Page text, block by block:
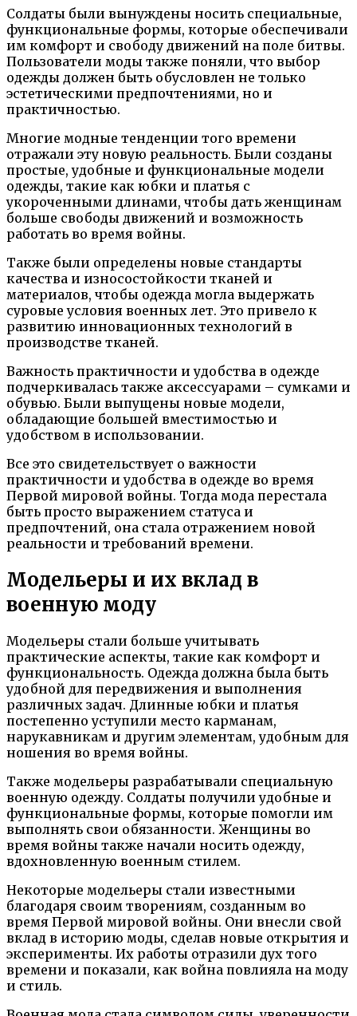
Солдаты были вынуждены носить специальные,
функциональные формы, которые обеспечивали
им комфорт и свободу движений на поле битвы.
Пользователи моды также поняли, что выбор
одежды должен быть обусловлен не только
эстетическими предпочтениями, но и
практичностью.
Многие модные тенденции того времени
отражали эту новую реальность. Были созданы
простые, удобные и функциональные модели
одежды, такие как юбки и платья с
укороченными длинами, чтобы дать женщинам
больше свободы движений и возможность
работать во время войны.
Также были определены новые стандарты
качества и износостойкости тканей и
материалов, чтобы одежда могла выдержать
суровые условия военных лет. Это привело к
развитию инновационных технологий в
производстве тканей.
Важность практичности и удобства в одежде
подчеркивалась также аксессуарами – сумками и
обувью. Были выпущены новые модели,
обладающие большей вместимостью и
удобством в использовании.
Все это свидетельствует о важности
практичности и удобства в одежде во время
Первой мировой войны. Тогда мода перестала
быть просто выражением статуса и
предпочтений, она стала отражением новой
реальности и требований времени.
Модельеры и их вклад в
военную моду
Модельеры стали больше учитывать
практические аспекты, такие как комфорт и
функциональность. Одежда должна была быть
удобной для передвижения и выполнения
различных задач. Длинные юбки и платья
постепенно уступили место карманам,
нарукавникам и другим элементам, удобным для
ношения во время войны.
Также модельеры разрабатывали специальную
военную одежду. Солдаты получили удобные и
функциональные формы, которые помогли им
выполнять свои обязанности. Женщины во
время войны также начали носить одежду,
вдохновленную военным стилем.
Некоторые модельеры стали известными
благодаря своим творениям, созданным во
время Первой мировой войны. Они внесли свой
вклад в историю моды, сделав новые открытия и
эксперименты. Их работы отразили дух того
времени и показали, как война повлияла на моду
и стиль.